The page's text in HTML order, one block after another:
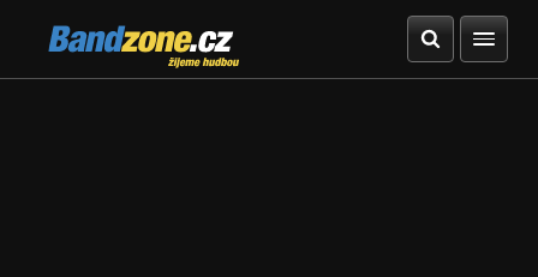
Bandzone.cz
žijeme hudbou